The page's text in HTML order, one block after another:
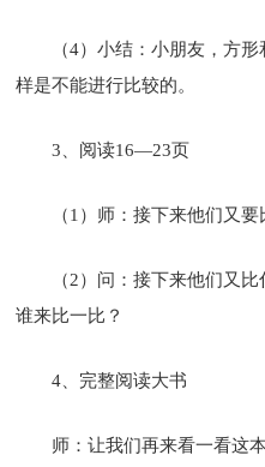
（4）小结：小朋友，方
样是不能进行比较的。
3、阅读16—23页
（1）师：接下来他们又
（2）问：接下来他们又
谁来比一比？
4、完整阅读大书
师：让我们再来看一看这本